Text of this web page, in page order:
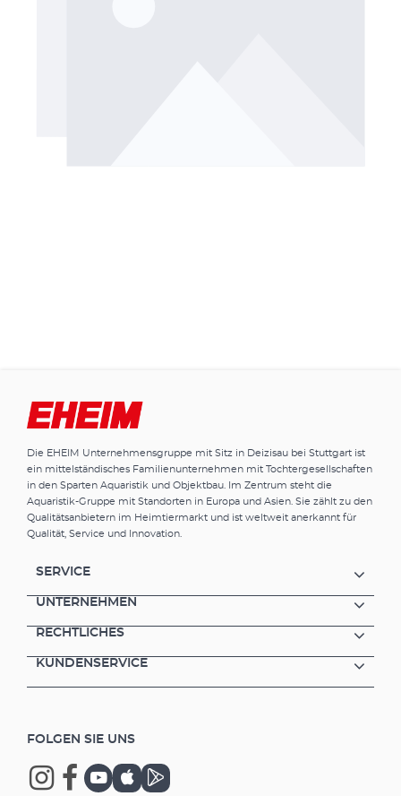
Die EHEIM Unternehmensgruppe mit Sitz in Deizisau bei Stuttgart ist
ein mittelständisches Familienunternehmen mit Tochtergesellschaften
in den Sparten Aquaristik und Objektbau. Im Zentrum steht die
Aquaristik-Gruppe mit Standorten in Europa und Asien. Sie zählt zu den
Qualitätsanbietern im Heimtiermarkt und ist weltweit anerkannt für
Qualität, Service und Innovation.
SERVICE
UNTERNEHMEN
RECHTLICHES
KUNDENSERVICE
FOLGEN SIE UNS